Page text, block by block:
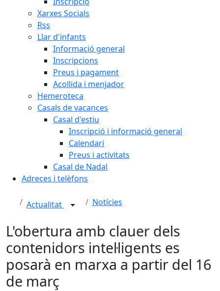
Xarxes Socials
Rss
Llar d'infants
Informació general
Inscripcions
Preus i pagament
Acollida i menjador
Hemeroteca
Casals de vacances
Casal d'estiu
Inscripció i informació general
Calendari
Preus i activitats
Casal de Nadal
Adreces i telèfons
Actualitat Notícies
L'obertura amb clauer dels
contenidors intel·ligents es
posarà en marxa a partir del 16
de març